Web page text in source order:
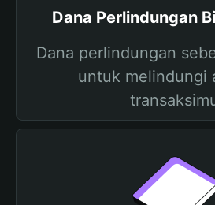
Dana Perlindungan
Dana perlindungan
untuk melindungi